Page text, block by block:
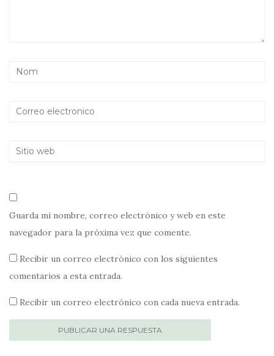
Guarda mi nombre, correo electrónico y web en este
navegador para la próxima vez que comente.
Recibir un correo electrónico con los siguientes
comentarios a esta entrada.
Recibir un correo electrónico con cada nueva entrada.